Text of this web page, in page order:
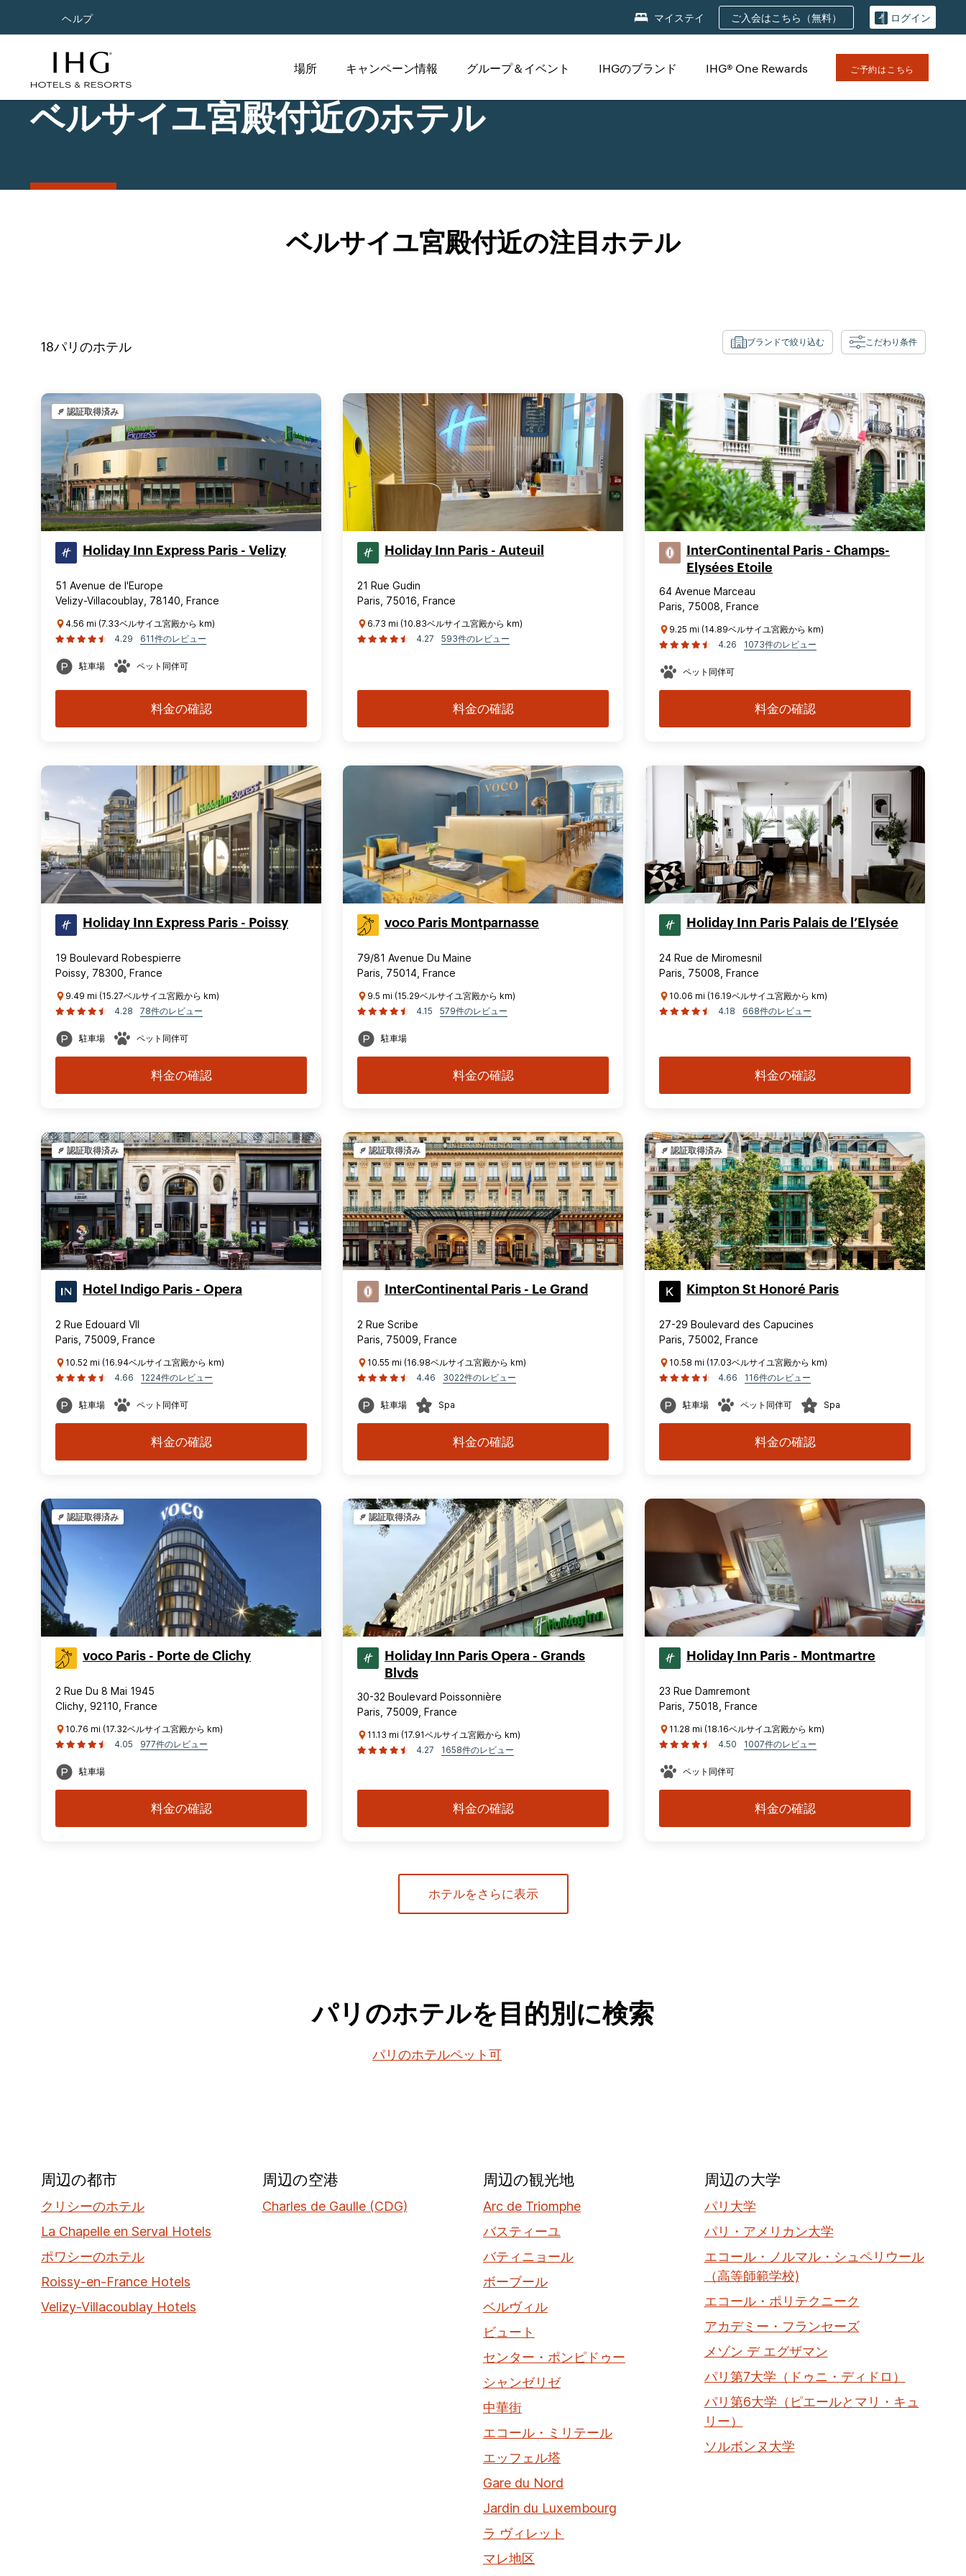
ヘルプ マイステイ ご入会はこちら（無料） ログイン
場所 キャンペーン情報 グループ＆イベント IHGのブランド IHG® One Rewards ご予約はこちら
ベルサイユ宮殿付近のホテル
ベルサイユ宮殿付近の注目ホテル
18パリ のホテル ブランドで絞り込む こだわり条件
認証取得済み
Holiday Inn Express Paris - Velizy
51 Avenue de l'Europe
Velizy-Villacoublay, 78140, France
4.56 mi (7.33ベルサイユ宮殿から km)
4.29
611件のレビュー
駐車場 ペット同伴可
料金の確認
Holiday Inn Paris - Auteuil
21 Rue Gudin
Paris, 75016, France
6.73 mi (10.83ベルサイユ宮殿から km)
4.27
593件のレビュー
料金の確認
InterContinental Paris - Champs-
Elysées Etoile
64 Avenue Marceau
Paris, 75008, France
9.25 mi (14.89ベルサイユ宮殿から km)
4.26
1073件のレビュー
ペット同伴可
料金の確認
Holiday Inn Express Paris - Poissy
19 Boulevard Robespierre
Poissy, 78300, France
9.49 mi (15.27ベルサイユ宮殿から km)
4.28
78件のレビュー
駐車場 ペット同伴可
料金の確認
voco Paris Montparnasse
79/81 Avenue Du Maine
Paris, 75014, France
9.5 mi (15.29ベルサイユ宮殿から km)
4.15
579件のレビュー
駐車場
料金の確認
Holiday Inn Paris Palais de l’Elysée
24 Rue de Miromesnil
Paris, 75008, France
10.06 mi (16.19ベルサイユ宮殿から km)
4.18
668件のレビュー
料金の確認
認証取得済み
Hotel Indigo Paris - Opera
2 Rue Edouard VII
Paris, 75009, France
10.52 mi (16.94ベルサイユ宮殿から km)
4.66
1224件のレビュー
駐車場 ペット同伴可
料金の確認
認証取得済み
InterContinental Paris - Le Grand
2 Rue Scribe
Paris, 75009, France
10.55 mi (16.98ベルサイユ宮殿から km)
4.46
3022件のレビュー
駐車場 Spa
料金の確認
認証取得済み
Kimpton St Honoré Paris
27-29 Boulevard des Capucines
Paris, 75002, France
10.58 mi (17.03ベルサイユ宮殿から km)
4.66
116件のレビュー
駐車場 ペット同伴可 Spa
料金の確認
認証取得済み
voco Paris - Porte de Clichy
2 Rue Du 8 Mai 1945
Clichy, 92110, France
10.76 mi (17.32ベルサイユ宮殿から km)
4.05
977件のレビュー
駐車場
料金の確認
認証取得済み
Holiday Inn Paris Opera - Grands
Blvds
30-32 Boulevard Poissonnière
Paris, 75009, France
11.13 mi (17.91ベルサイユ宮殿から km)
4.27
1658件のレビュー
料金の確認
Holiday Inn Paris - Montmartre
23 Rue Damremont
Paris, 75018, France
11.28 mi (18.16ベルサイユ宮殿から km)
4.50
1007件のレビュー
ペット同伴可
料金の確認
ホテルをさらに表示
パリのホテルを目的別に検索
パリのホテルペット可
周辺の都市
クリシーのホテル
La Chapelle en Serval Hotels
ポワシーのホテル
Roissy-en-France Hotels
Velizy-Villacoublay Hotels
周辺の空港
Charles de Gaulle (CDG)
周辺の観光地
Arc de Triomphe
バスティーユ
バティニョール
ボーブール
ベルヴィル
ビュート
センター・ポンピドゥー
シャンゼリゼ
中華街
エコール・ミリテール
エッフェル塔
Gare du Nord
Jardin du Luxembourg
ラ ヴィレット
マレ地区
周辺の大学
パリ大学
パリ・アメリカン大学
エコール・ノルマル・シュペリウール
（高等師範学校)
エコール・ポリテクニーク
アカデミー・フランセーズ
メゾン デ エグザマン
パリ第7大学（ドゥニ・ディドロ）
パリ第6大学（ピエールとマリ・キュ
リー）
ソルボンヌ大学